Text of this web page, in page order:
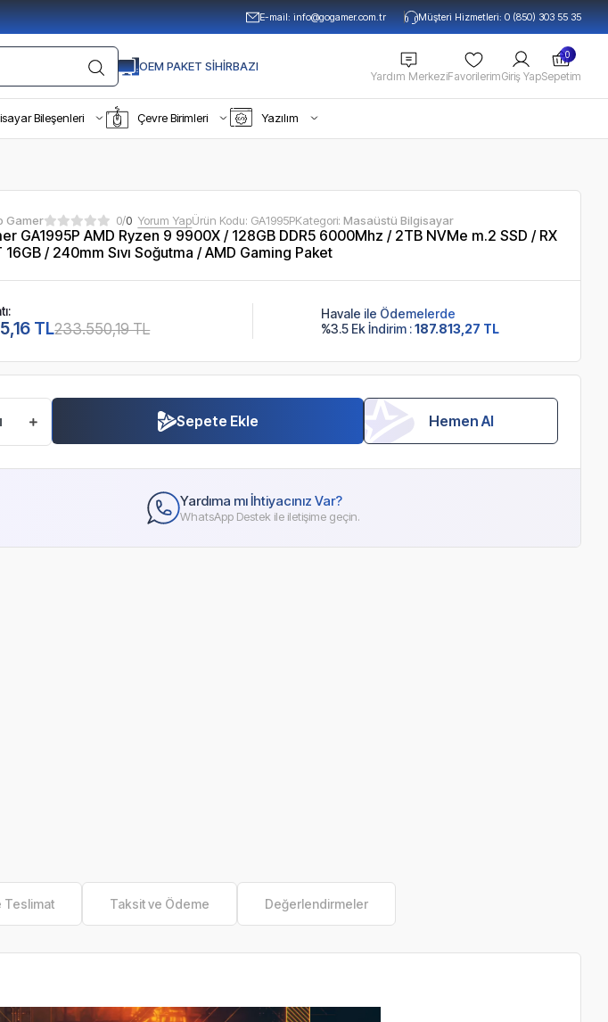
E-mail:info@gogamer.com.tr Müşteri Hizmetleri: 0 (850) 303 55 35
OEM PAKET SIHIRBAZI
Yardım MerkeziFavorilerimGiriş Yap
0
Sepetim
Bileşenleri Çevre Birimleri Yazılım
Gamer 0/0 Yorum YapÜrün Kodu: GA1995PKategori:Masaüstü Bilgisayar
GA1995P AMD Ryzen 9 9900X / 128GB DDR5 6000Mhz / 2TB NVMe m.2 SSD / RX
/ 240mm Sıvı Soğutma / AMD Gaming Paket
TL233.550,19 TL
Havale ile Ödemelerde
%3.5 Ek İndirim :187.813,27 TL
Sepete Ekle Hemen Al
Yardıma mı İhtiyacınız Var?
WhatsApp Destek ile iletişime geçin.
Teslimat Taksit ve Ödeme Değerlendirmeler